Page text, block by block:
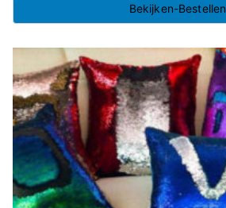
Bekijken-Bestellen